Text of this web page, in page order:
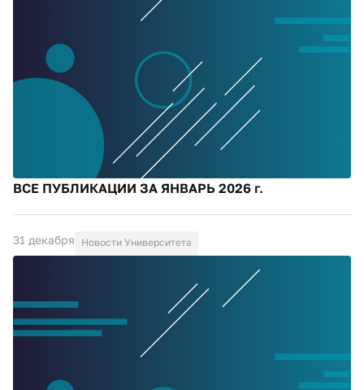
ВСЕ ПУБЛИКАЦИИ ЗА ЯНВАРЬ 2026 г.
31 декабря Новости Университета